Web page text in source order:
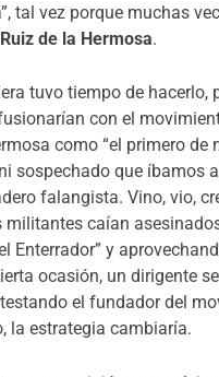
tal vez porque muchas
de la Hermosa.
tuvo tiempo de hacerlo,
con el
como “el primero
sospechado que íbamos
falangista. Vino, vio,
caían
Enterrador” y
ocasión, un dirigente
el fundador del
la estrategia cambiaría.